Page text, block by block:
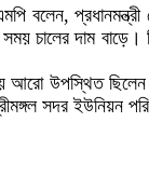
চালের দাম
আরো উপস্থিত
সদর ইউনিয়ন